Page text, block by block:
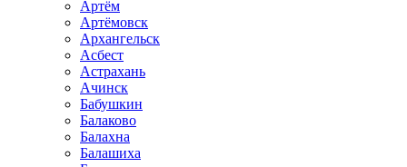
Артём
Артёмовск
Архангельск
Асбест
Астрахань
Ачинск
Бабушкин
Балаково
Балахна
Балашиха